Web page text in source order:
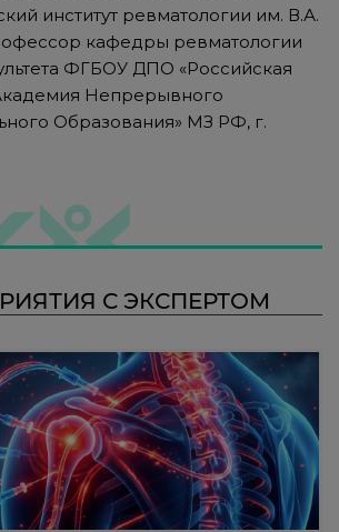
институт ревматологии им. В.А.
кафедры ревматологии
ФГБОУ ДПО «Российская
Непрерывного
Образования» МЗ РФ, г.
С ЭКСПЕРТОМ